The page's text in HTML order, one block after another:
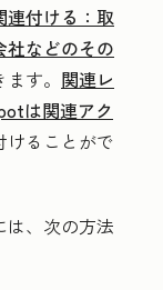
付ける： 取
社などのその
す。 関連レ
は関連アク
けることがで
は、次の方法